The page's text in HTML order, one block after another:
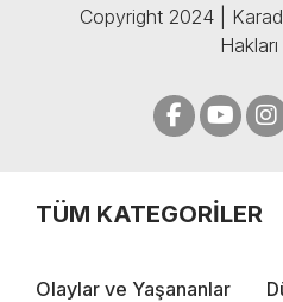
Copyright 2024 |
Hakları
TÜM KATEGORİLER
Olaylar ve Yaşananlar